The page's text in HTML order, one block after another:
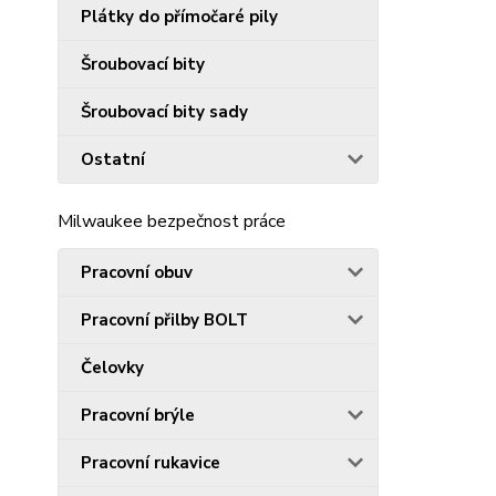
Plátky do přímočaré pily
Šroubovací bity
Šroubovací bity sady
Ostatní
Milwaukee bezpečnost práce
Pracovní obuv
Pracovní přilby BOLT
Čelovky
Pracovní brýle
Pracovní rukavice